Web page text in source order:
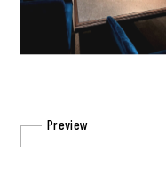
Preview